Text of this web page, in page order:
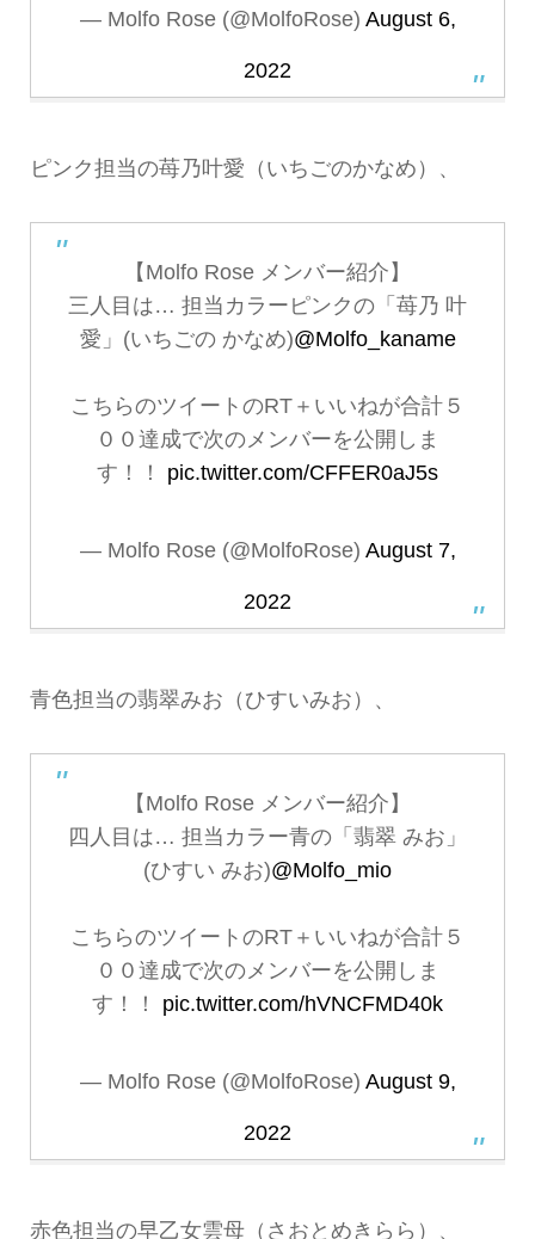
— Molfo Rose (@MolfoRose) August 6,
2022
ピンク担当の苺乃叶愛（いちごのかなめ）、
【Molfo Rose メンバー紹介】
三人目は… 担当カラーピンクの「苺乃 叶
愛」(いちごの かなめ)@Molfo_kaname
こちらのツイートのRT＋いいねが合計５
００達成で次のメンバーを公開しま
す！！ pic.twitter.com/CFFER0aJ5s
— Molfo Rose (@MolfoRose) August 7,
2022
青色担当の翡翠みお（ひすいみお）、
【Molfo Rose メンバー紹介】
四人目は… 担当カラー青の「翡翠 みお」
(ひすい みお)@Molfo_mio
こちらのツイートのRT＋いいねが合計５
００達成で次のメンバーを公開しま
す！！ pic.twitter.com/hVNCFMD40k
— Molfo Rose (@MolfoRose) August 9,
2022
赤色担当の早乙女雲母（さおとめきらら）、